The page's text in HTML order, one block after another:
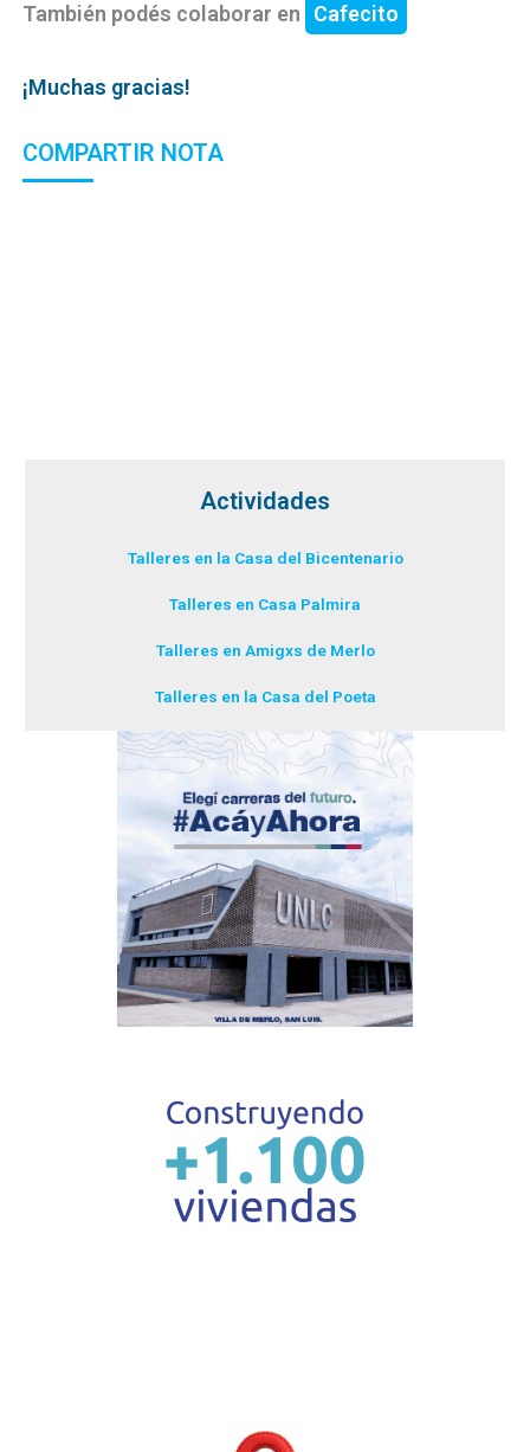
También podés colaborar en Cafecito
¡Muchas gracias!
COMPARTIR NOTA
Actividades
Talleres en la Casa del Bicentenario
Talleres en Casa Palmira
Talleres en Amigxs de Merlo
Talleres en la Casa del Poeta